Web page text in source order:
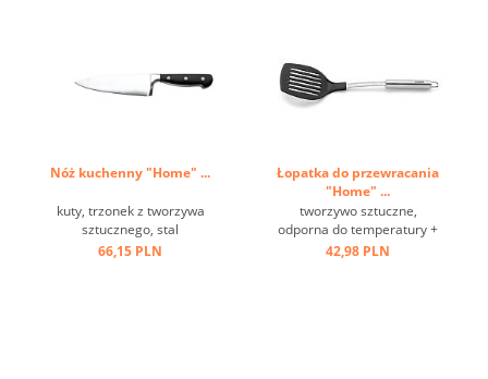
Nóż kuchenny "Home" ...
kuty, trzonek z tworzywa
sztucznego, stal
molibdenowa ...
66,15 PLN
Łopatka do przewracania
"Home" ...
tworzywo sztuczne,
odporna do temperatury +
220 st.C, stal nierdzewna,
42,98 PLN